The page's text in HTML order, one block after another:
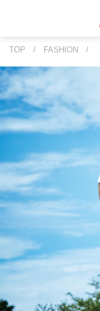
TOP / FASHION /